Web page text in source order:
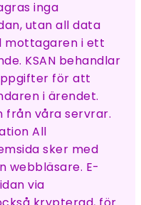
inga
utan all data
mottagaren i ett
KSAN behandlar
för att
i ärendet.
våra servrar.
All
sker med
webbläsare. E-
via